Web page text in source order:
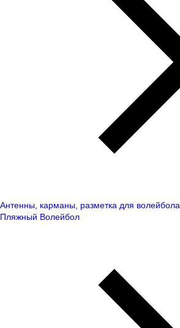
Антенны, карманы, разметка для волейбола
Пляжный Волейбол